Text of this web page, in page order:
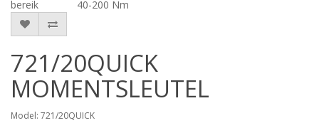
bereik
40-200 Nm
721/20QUICK
MOMENTSLEUTEL
Model: 721/20QUICK